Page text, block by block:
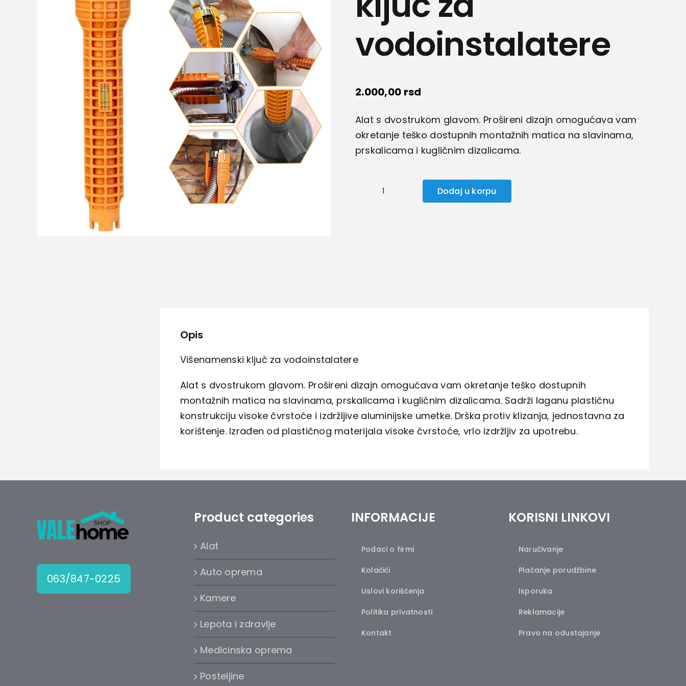
vodoinstalatere
2.000,00 rsd
Alat s dvostrukom glavom. Prošireni dizajn omogućava vam
okretanje teško dostupnih montažnih matica na slavinama,
prskalicama i kugličnim dizalicama.
Višenamenski
Dodaj u korpu
Opis
Višenamenski ključ za vodoinstalatere
Alat s dvostrukom glavom. Prošireni dizajn omogućava vam okretanje teško dostupnih
montažnih matica na slavinama, prskalicama i kugličnim dizalicama. Sadrži laganu plastičnu
konstrukciju visoke čvrstoće i izdržljive aluminijske umetke. Drška protiv klizanja, jednostavna za
korištenje. Izrađen od plastičnog materijala visoke čvrstoće, vrlo izdržljiv za upotrebu.
063/847-0225
Product categories
Alat
Auto oprema
Kamere
Lepota i zdravlje
Medicinska oprema
Posteljine
INFORMACIJE
Podaci o firmi
Kolačići
Uslovi korišćenja
Politika privatnosti
Kontakt
KORISNI LINKOVI
Naručivanje
Plaćanje porudžbine
Isporuka
Reklamacije
Pravo na odustajanje